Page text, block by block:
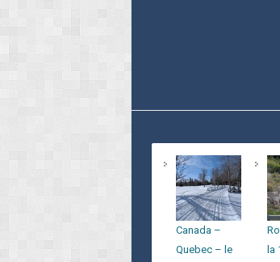
Canada –
Quebec – le
la